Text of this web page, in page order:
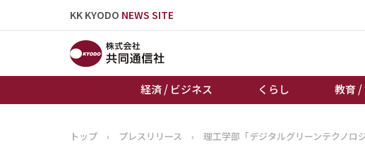
KK KYODO NEWS SITE
経済 / ビジネス くらし 教育 /
トップページ
経済 /
トップ › プレスリリース › 理工学部「デジタルグリーンテクノロ